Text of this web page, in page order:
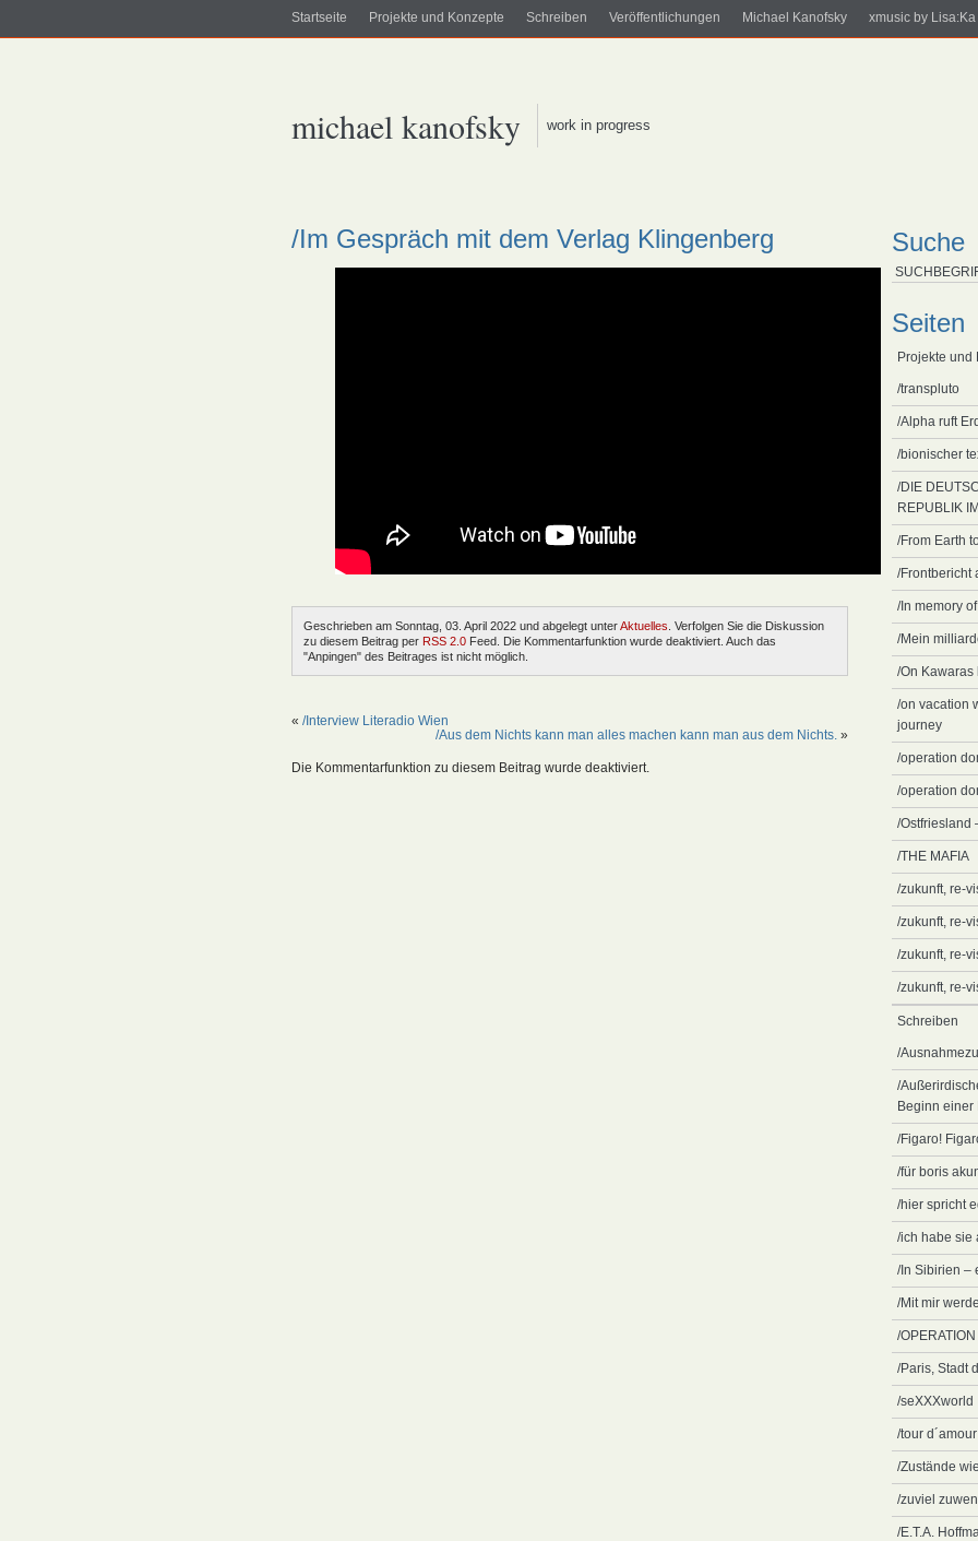
Startseite Projekte und Konzepte Schreiben Veröffentlichungen Michael Kanofsky xmusic by Lisa:Ka
michael kanofsky work in progress
/Im Gespräch mit dem Verlag Klingenberg
Geschrieben am Sonntag, 03. April 2022 und abgelegt unterAktuelles . Verfolgen Sie die Diskussion
zu diesem Beitrag per RSS 2.0 Feed. Die Kommentarfunktion wurde deaktiviert. Auch das
"Anpingen" des Beitrages ist nicht möglich.
« /Interview Literadio Wien
/Aus dem Nichts kann man alles machen kann man aus dem Nichts. »
Die Kommentarfunktion zu diesem Beitrag wurde deaktiviert.
Suche
Seiten
Projekte und
/transpluto
/Alpha ruft
/bionischer
/DIE
REPUBLIK
/From Earth
/Frontbericht
/In memory
/Mein
/On Kawaras
/on vacation
journey
/operation
/operation
/Ostfriesland
/THE MAFIA
/zukunft, re-
/zukunft, re-
/zukunft, re-
/zukunft, re-
Schreiben
/
/
Beginn einer
/Figaro!
/für boris
/hier spricht
/ich habe sie
/In Sibirien –
/Mit mir
/
/Paris, Stadt
/seXXXworld
/tour d´amour
/Zustände
/zuviel
/E.T.A.